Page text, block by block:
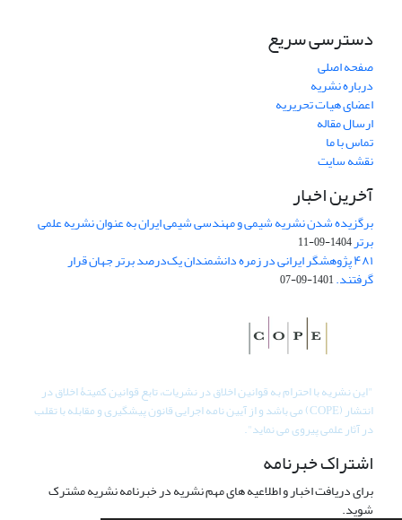
دسترسی سریع
صفحه اصلی
درباره نشریه
اعضای هیات تحریریه
ارسال مقاله
تماس با ما
نقشه سایت
آخرین اخبار
برگزیده شدن نشریه شیمی و مهندسی شیمی ایران به عنوان نشریه علمی
برتر1404-09-11
۴۸۱ پژوهشگر ایرانی در زمره دانشمندان یک‌درصد برتر جهان قرار
گرفتند.1401-09-07
"این نشریه با احترام به قوانین اخلاق در نشریات، تابع قوانین کمیتۀ اخلاق در
انتشار (COPE) می باشد و از آیین نامه اجرایی قانون پیشگیری و مقابله با تقلب
در آثار علمی پیروی می نماید".
اشتراک خبرنامه
برای دریافت اخبار و اطلاعیه های مهم نشریه در خبرنامه نشریه مشترک
شوید.